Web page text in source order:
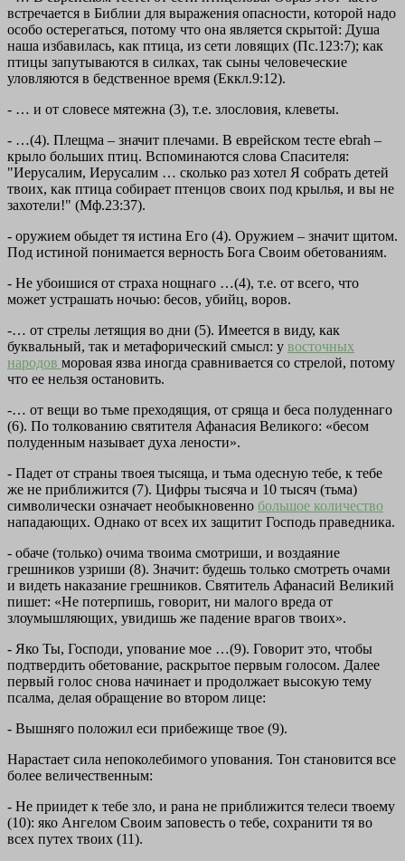
встречается в Библии для выражения опасности, которой надо
особо остерегаться, потому что она является скрытой: Душа
наша избавилась, как птица, из сети ловящих (Пс.123:7); как
птицы запутываются в силках, так сыны человеческие
уловляются в бедственное время (Еккл.9:12).
- … и от словесе мятежна (3), т.е. злословия, клеветы.
- …(4). Плещма – значит плечами. В еврейском тесте ebrah –
крыло больших птиц. Вспоминаются слова Спасителя:
"Иерусалим, Иерусалим … сколько раз хотел Я собрать детей
твоих, как птица собирает птенцов своих под крылья, и вы не
захотели!" (Мф.23:37).
- оружием обыдет тя истина Его (4). Оружием – значит щитом.
Под истиной понимается верность Бога Своим обетованиям.
- Не убоишися от страха нощнаго …(4), т.е. от всего, что
может устрашать ночью: бесов, убийц, воров.
-… от стрелы летящия во дни (5). Имеется в виду, как
буквальный, так и метафорический смысл: у восточных
народов моровая язва иногда сравнивается со стрелой, потому
что ее нельзя остановить.
-… от вещи во тьме преходящия, от сряща и беса полуденнаго
(6). По толкованию святителя Афанасия Великого: «бесом
полуденным называет духа лености».
- Падет от страны твоея тысяща, и тьма одесную тебе, к тебе
же не приближится (7). Цифры тысяча и 10 тысяч (тьма)
символически означает необыкновенно большое количество
нападающих. Однако от всех их защитит Господь праведника.
- обаче (только) очима твоима смотриши, и воздаяние
грешников узриши (8). Значит: будешь только смотреть очами
и видеть наказание грешников. Святитель Афанасий Великий
пишет: «Не потерпишь, говорит, ни малого вреда от
злоумышляющих, увидишь же падение врагов твоих».
- Яко Ты, Господи, упование мое …(9). Говорит это, чтобы
подтвердить обетование, раскрытое первым голосом. Далее
первый голос снова начинает и продолжает высокую тему
псалма, делая обращение во втором лице:
- Вышняго положил еси прибежище твое (9).
Нарастает сила непоколебимого упования. Тон становится все
более величественным:
- Не приидет к тебе зло, и рана не приближится телеси твоему
(10): яко Ангелом Своим заповесть о тебе, сохранити тя во
всех путех твоих (11).